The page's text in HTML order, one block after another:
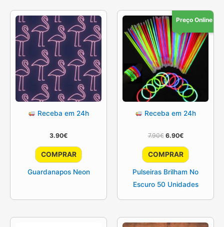
Receba em 24h
3.90€
COMPRAR
Guardanapos Neon
Preço Online
Receba em 24h
7.90€ O
original
era:
6.90€O
atual
é:
COMPRAR
Pulseiras Brilham No
Escuro 50 Unidades